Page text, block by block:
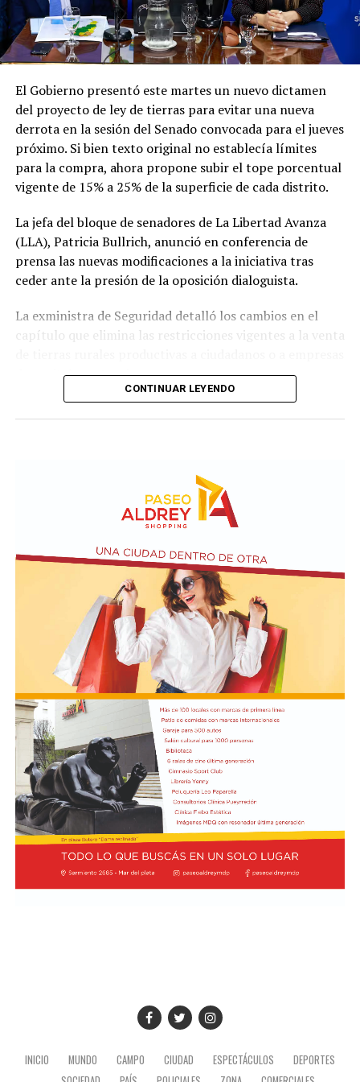
ceremonia de asunción del presidente electo de
Colombia, Abelardo de la Espriella.
Con este viaje, Milei busca continuar afianzando las
relaciones bilaterales y la sintonía política con los
gobiernos de la región que comparten sus ideas, en una
gira que se extenderá hasta el fin de semana antes de su
regreso a Buenos Aires.
defensa del interés nacional, la soberanía y el mandato
conferido por el pueblo argentino".
El Gobierno presentó este martes un nuevo dictamen
del proyecto de ley de tierras para evitar una nueva
derrota en la sesión del Senado convocada para el jueves
próximo. Si bien texto original no establecía límites
para la compra, ahora propone subir el tope porcentual
vigente de 15% a 25% de la superficie de cada distrito.
La jefa del bloque de senadores de La Libertad Avanza
(LLA), Patricia Bullrich, anunció en conferencia de
prensa las nuevas modificaciones a la iniciativa tras
ceder ante la presión de la oposición dialoguista.
La exministra de Seguridad detalló los cambios en el
capítulo que elimina las restricciones vigentes a la venta
de capitales extranjeros.
Por otro lado, la iniciativa introduce un agregado sobre
el artículo 4 de Ley N° 21.499 relacionada a las
En la conferencia de prensa acompañaron a Bullrich los
presidentes de las comisiones de Asuntos
Constitucionales, Agustín Coto (LLA-Tierra del Fuego),
y de Legislación General, Nadia Márquez (LLA-Neuquén).
FOTO: Bullrich, durante la conferencia de prensa en el
Senado. Rodrigo Néspolo/LA NACIÓN
CONTINUAR LEYENDO
INICIO MUNDO CAMPO CIUDAD ESPECTÁCULOS
DEPORTES